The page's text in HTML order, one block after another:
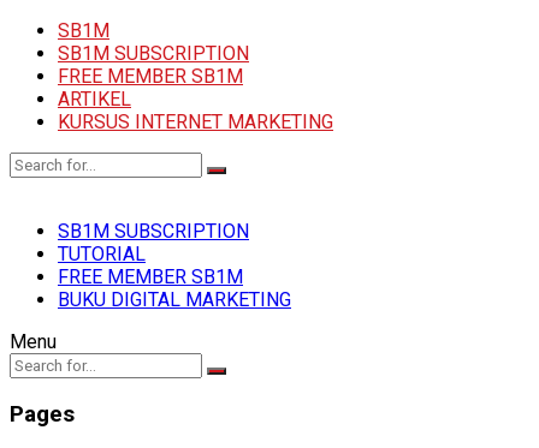
SB1M
SB1M SUBSCRIPTION
FREE MEMBER SB1M
ARTIKEL
KURSUS INTERNET MARKETING
SB1M SUBSCRIPTION
TUTORIAL
FREE MEMBER SB1M
BUKU DIGITAL MARKETING
Menu
Pages